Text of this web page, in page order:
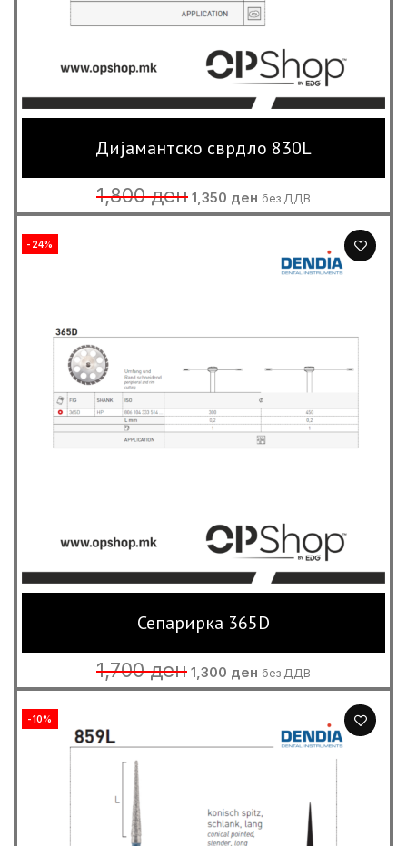
Дијамантско сврдло 830L
1,800ден Original
price
1,350 ден Current
price
без ДДВ
-24%
Сепарирка 365D
1,700ден Original
price
1,300 ден Current
price
без ДДВ
-10%